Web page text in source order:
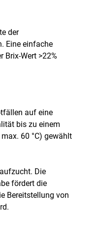
der
Eine einfache
Brix-Wert >22%
auf eine
bis zu einem
60 °C) gewählt
Die
fördert die
Bereitstellung von